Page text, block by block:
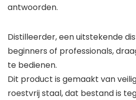
antwoorden.
Distilleerder, een uitstekende
beginners of professionals,
te bedienen.
Dit product is gemaakt van
roestvrij staal, dat bestand is